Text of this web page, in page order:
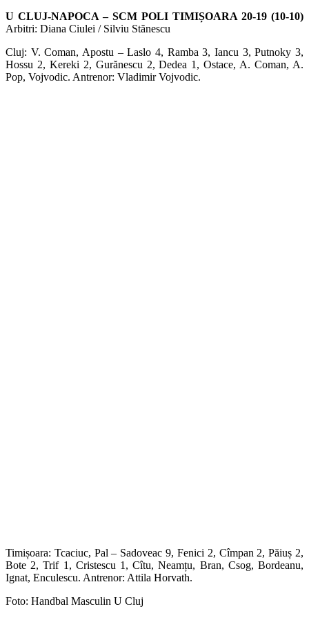
U CLUJ-NAPOCA – SCM POLI TIMIȘOARA 20-19 (10-10)
Arbitri: Diana Ciulei / Silviu Stănescu
Cluj: V. Coman, Apostu – Laslo 4, Ramba 3, Iancu 3, Putnoky 3,
Hossu 2, Kereki 2, Gurănescu 2, Dedea 1, Ostace, A. Coman, A.
Pop, Vojvodic. Antrenor: Vladimir Vojvodic.
Timișoara: Tcaciuc, Pal – Sadoveac 9, Fenici 2, Cîmpan 2, Păiuș 2,
Bote 2, Trif 1, Cristescu 1, Cîtu, Neamțu, Bran, Csog, Bordeanu,
Ignat, Enculescu. Antrenor: Attila Horvath.
Foto: Handbal Masculin U Cluj